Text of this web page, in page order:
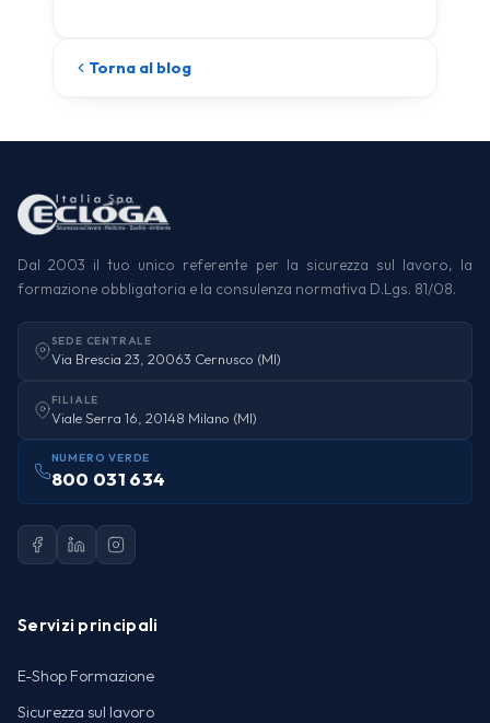
Torna al blog
Dal 2003 il tuo unico referente per la sicurezza sul lavoro, la
formazione obbligatoria e la consulenza normativa D.Lgs. 81/08.
SEDE CENTRALE
Via Brescia 23, 20063 Cernusco (MI)
FILIALE
Viale Serra 16, 20148 Milano (MI)
NUMERO VERDE
800 031 634
Servizi principali
E-Shop Formazione
Sicurezza sul lavoro